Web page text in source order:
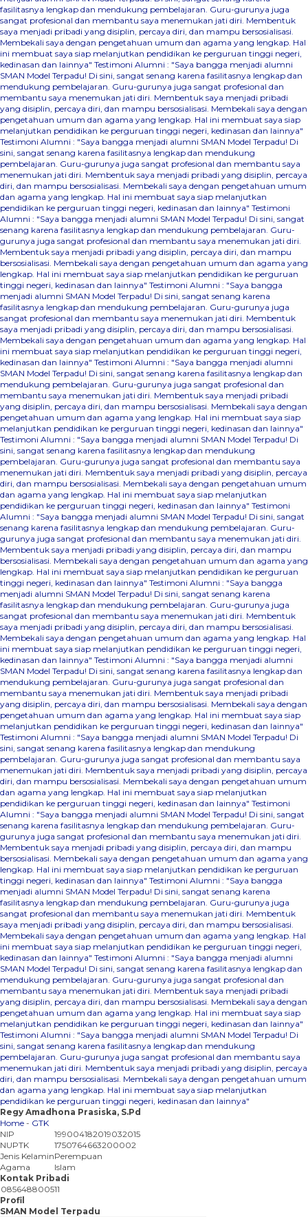
fasilitasnya lengkap dan mendukung pembelajaran. Guru-gurunya juga
sangat profesional dan membantu saya menemukan jati diri. Membentuk
saya menjadi pribadi yang disiplin, percaya diri, dan mampu bersosialisasi.
Membekali saya dengan pengetahuan umum dan agama yang lengkap. Hal
ini membuat saya siap melanjutkan pendidikan ke perguruan tinggi negeri,
kedinasan dan lainnya" Testimoni Alumni : "Saya bangga menjadi alumni
SMAN Model Terpadu! Di sini, sangat senang karena fasilitasnya lengkap dan
mendukung pembelajaran. Guru-gurunya juga sangat profesional dan
membantu saya menemukan jati diri. Membentuk saya menjadi pribadi
yang disiplin, percaya diri, dan mampu bersosialisasi. Membekali saya dengan
pengetahuan umum dan agama yang lengkap. Hal ini membuat saya siap
melanjutkan pendidikan ke perguruan tinggi negeri, kedinasan dan lainnya"
Testimoni Alumni : "Saya bangga menjadi alumni SMAN Model Terpadu! Di
sini, sangat senang karena fasilitasnya lengkap dan mendukung
pembelajaran. Guru-gurunya juga sangat profesional dan membantu saya
menemukan jati diri. Membentuk saya menjadi pribadi yang disiplin, percaya
diri, dan mampu bersosialisasi. Membekali saya dengan pengetahuan umum
dan agama yang lengkap. Hal ini membuat saya siap melanjutkan
pendidikan ke perguruan tinggi negeri, kedinasan dan lainnya" Testimoni
Alumni : "Saya bangga menjadi alumni SMAN Model Terpadu! Di sini, sangat
senang karena fasilitasnya lengkap dan mendukung pembelajaran. Guru-
gurunya juga sangat profesional dan membantu saya menemukan jati diri.
Membentuk saya menjadi pribadi yang disiplin, percaya diri, dan mampu
bersosialisasi. Membekali saya dengan pengetahuan umum dan agama yang
lengkap. Hal ini membuat saya siap melanjutkan pendidikan ke perguruan
tinggi negeri, kedinasan dan lainnya" Testimoni Alumni : "Saya bangga
menjadi alumni SMAN Model Terpadu! Di sini, sangat senang karena
fasilitasnya lengkap dan mendukung pembelajaran. Guru-gurunya juga
sangat profesional dan membantu saya menemukan jati diri. Membentuk
saya menjadi pribadi yang disiplin, percaya diri, dan mampu bersosialisasi.
Membekali saya dengan pengetahuan umum dan agama yang lengkap. Hal
ini membuat saya siap melanjutkan pendidikan ke perguruan tinggi negeri,
kedinasan dan lainnya" Testimoni Alumni : "Saya bangga menjadi alumni
SMAN Model Terpadu! Di sini, sangat senang karena fasilitasnya lengkap dan
mendukung pembelajaran. Guru-gurunya juga sangat profesional dan
membantu saya menemukan jati diri. Membentuk saya menjadi pribadi
yang disiplin, percaya diri, dan mampu bersosialisasi. Membekali saya dengan
pengetahuan umum dan agama yang lengkap. Hal ini membuat saya siap
melanjutkan pendidikan ke perguruan tinggi negeri, kedinasan dan lainnya"
Testimoni Alumni : "Saya bangga menjadi alumni SMAN Model Terpadu! Di
sini, sangat senang karena fasilitasnya lengkap dan mendukung
pembelajaran. Guru-gurunya juga sangat profesional dan membantu saya
menemukan jati diri. Membentuk saya menjadi pribadi yang disiplin, percaya
diri, dan mampu bersosialisasi. Membekali saya dengan pengetahuan umum
dan agama yang lengkap. Hal ini membuat saya siap melanjutkan
pendidikan ke perguruan tinggi negeri, kedinasan dan lainnya" Testimoni
Alumni : "Saya bangga menjadi alumni SMAN Model Terpadu! Di sini, sangat
senang karena fasilitasnya lengkap dan mendukung pembelajaran. Guru-
gurunya juga sangat profesional dan membantu saya menemukan jati diri.
Membentuk saya menjadi pribadi yang disiplin, percaya diri, dan mampu
bersosialisasi. Membekali saya dengan pengetahuan umum dan agama yang
lengkap. Hal ini membuat saya siap melanjutkan pendidikan ke perguruan
tinggi negeri, kedinasan dan lainnya" Testimoni Alumni : "Saya bangga
menjadi alumni SMAN Model Terpadu! Di sini, sangat senang karena
fasilitasnya lengkap dan mendukung pembelajaran. Guru-gurunya juga
sangat profesional dan membantu saya menemukan jati diri. Membentuk
saya menjadi pribadi yang disiplin, percaya diri, dan mampu bersosialisasi.
Membekali saya dengan pengetahuan umum dan agama yang lengkap. Hal
ini membuat saya siap melanjutkan pendidikan ke perguruan tinggi negeri,
kedinasan dan lainnya" Testimoni Alumni : "Saya bangga menjadi alumni
SMAN Model Terpadu! Di sini, sangat senang karena fasilitasnya lengkap dan
mendukung pembelajaran. Guru-gurunya juga sangat profesional dan
membantu saya menemukan jati diri. Membentuk saya menjadi pribadi
yang disiplin, percaya diri, dan mampu bersosialisasi. Membekali saya dengan
pengetahuan umum dan agama yang lengkap. Hal ini membuat saya siap
melanjutkan pendidikan ke perguruan tinggi negeri, kedinasan dan lainnya"
Testimoni Alumni : "Saya bangga menjadi alumni SMAN Model Terpadu! Di
sini, sangat senang karena fasilitasnya lengkap dan mendukung
pembelajaran. Guru-gurunya juga sangat profesional dan membantu saya
menemukan jati diri. Membentuk saya menjadi pribadi yang disiplin, percaya
diri, dan mampu bersosialisasi. Membekali saya dengan pengetahuan umum
dan agama yang lengkap. Hal ini membuat saya siap melanjutkan
pendidikan ke perguruan tinggi negeri, kedinasan dan lainnya" Testimoni
Alumni : "Saya bangga menjadi alumni SMAN Model Terpadu! Di sini, sangat
senang karena fasilitasnya lengkap dan mendukung pembelajaran. Guru-
gurunya juga sangat profesional dan membantu saya menemukan jati diri.
Membentuk saya menjadi pribadi yang disiplin, percaya diri, dan mampu
bersosialisasi. Membekali saya dengan pengetahuan umum dan agama yang
lengkap. Hal ini membuat saya siap melanjutkan pendidikan ke perguruan
tinggi negeri, kedinasan dan lainnya" Testimoni Alumni : "Saya bangga
menjadi alumni SMAN Model Terpadu! Di sini, sangat senang karena
fasilitasnya lengkap dan mendukung pembelajaran. Guru-gurunya juga
sangat profesional dan membantu saya menemukan jati diri. Membentuk
saya menjadi pribadi yang disiplin, percaya diri, dan mampu bersosialisasi.
Membekali saya dengan pengetahuan umum dan agama yang lengkap. Hal
ini membuat saya siap melanjutkan pendidikan ke perguruan tinggi negeri,
kedinasan dan lainnya" Testimoni Alumni : "Saya bangga menjadi alumni
SMAN Model Terpadu! Di sini, sangat senang karena fasilitasnya lengkap dan
mendukung pembelajaran. Guru-gurunya juga sangat profesional dan
membantu saya menemukan jati diri. Membentuk saya menjadi pribadi
yang disiplin, percaya diri, dan mampu bersosialisasi. Membekali saya dengan
pengetahuan umum dan agama yang lengkap. Hal ini membuat saya siap
melanjutkan pendidikan ke perguruan tinggi negeri, kedinasan dan lainnya"
Testimoni Alumni : "Saya bangga menjadi alumni SMAN Model Terpadu! Di
sini, sangat senang karena fasilitasnya lengkap dan mendukung
pembelajaran. Guru-gurunya juga sangat profesional dan membantu saya
menemukan jati diri. Membentuk saya menjadi pribadi yang disiplin, percaya
diri, dan mampu bersosialisasi. Membekali saya dengan pengetahuan umum
dan agama yang lengkap. Hal ini membuat saya siap melanjutkan
pendidikan ke perguruan tinggi negeri, kedinasan dan lainnya"
Regy Amadhona Prasiska, S.Pd
Home - GTK
NIP
199004182019032015
NUPTK
1750764663200002
Jenis KelaminPerempuan
Agama
Islam
Kontak Pribadi
085648800511
Profil
SMAN Model Terpadu